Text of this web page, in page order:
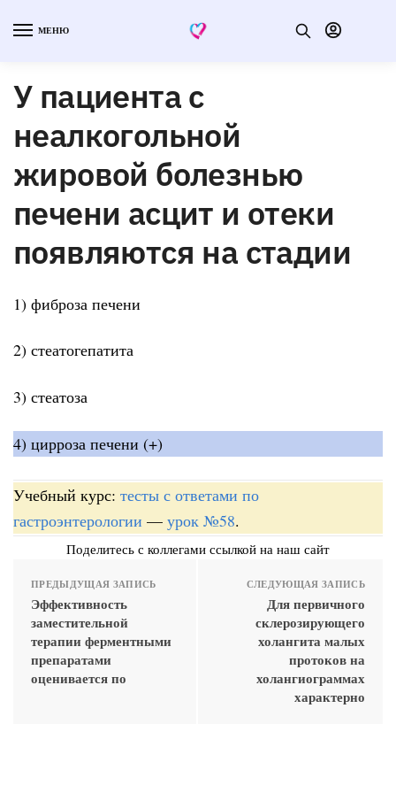
МЕНЮ
У пациента с
неалкогольной
жировой болезнью
печени асцит и отеки
появляются на стадии
1) фиброза печени
2) стеатогепатита
3) стеатоза
4) цирроза печени (+)
Учебный курс: тесты с ответами по
гастроэнтерологии — урок №58.
Поделитесь с коллегами ссылкой на наш сайт
ПРЕДЫДУЩАЯ ЗАПИСЬ
Эффективность
заместительной
терапии ферментными
препаратами
оценивается по
СЛЕДУЮЩАЯ ЗАПИСЬ
Для первичного
склерозирующего
холангита малых
протоков на
холангиограммах
характерно